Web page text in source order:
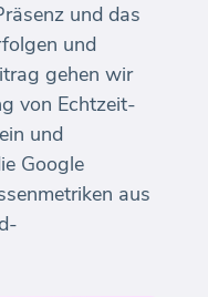
und das
und
gehen wir
von Echtzeit-
und
Google
aus